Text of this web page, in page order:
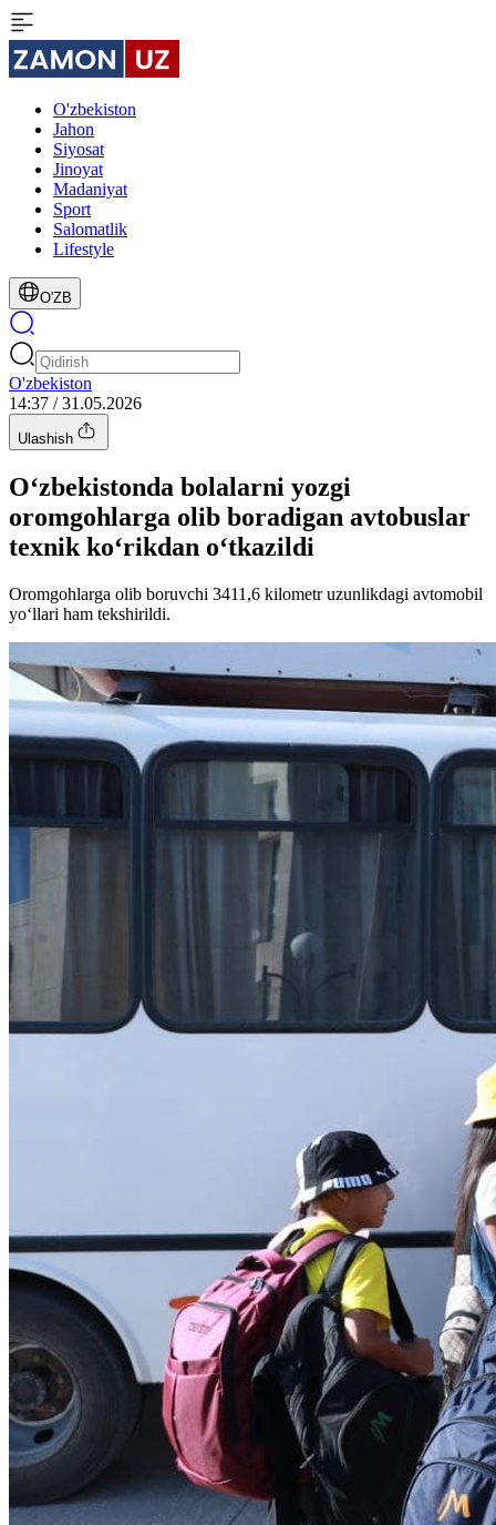
O'zbekiston
Jahon
Siyosat
Jinoyat
Madaniyat
Sport
Salomatlik
Lifestyle
O'ZB
O'zbekiston
14:37 / 31.05.2026
Ulashish
O‘zbekistonda bolalarni yozgi
oromgohlarga olib boradigan avtobuslar
texnik ko‘rikdan o‘tkazildi
Oromgohlarga olib boruvchi 3411,6 kilometr uzunlikdagi avtomobil
yo‘llari ham tekshirildi.